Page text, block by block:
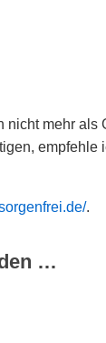
mehr als
empfehle
.
…